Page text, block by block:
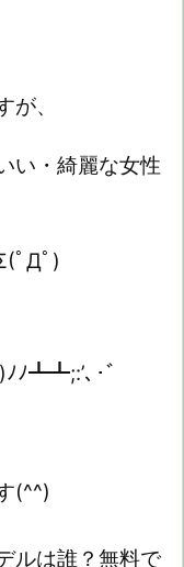
、
い・綺麗な女性
ﾟДﾟ)
ﾉ┻┻;:’､･ﾞ
(^^)
ルは誰？無料で